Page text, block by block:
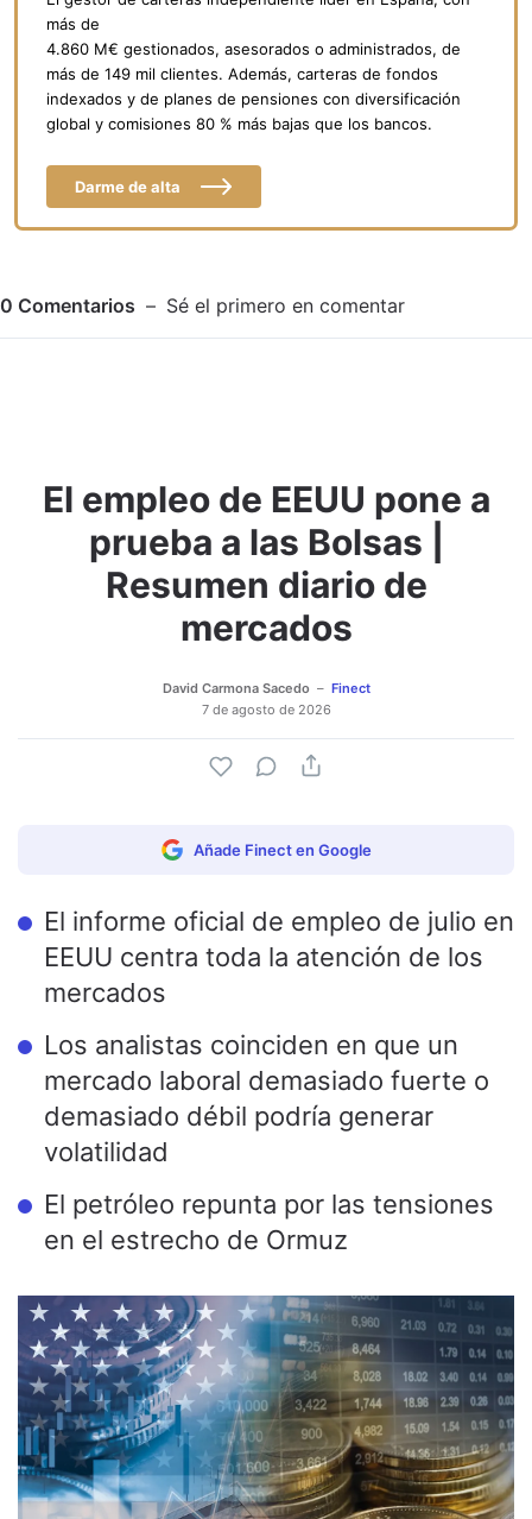
más de
4.860 M€ gestionados, asesorados o administrados, de
más de 149 mil clientes. Además, carteras de fondos
indexados y de planes de pensiones con diversificación
global y comisiones 80 % más bajas que los bancos.
Darme de alta
0 Comentarios Sé el primero en comentar
Adjuntar imagen Comentar
El empleo de EEUU pone a
prueba a las Bolsas |
Resumen diario de
mercados
David Carmona Sacedo
Finect
7 de agosto de 2026
Añade Finect en Google
El informe oficial de empleo de julio en
EEUU centra toda la atención de los
mercados
Los analistas coinciden en que un
mercado laboral demasiado fuerte o
demasiado débil podría generar
volatilidad
El petróleo repunta por las tensiones
en el estrecho de Ormuz